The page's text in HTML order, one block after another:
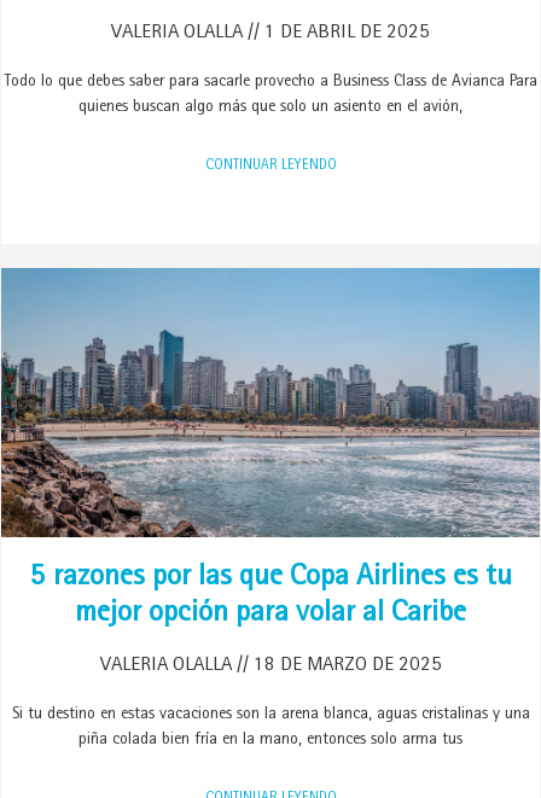
VALERIA OLALLA 1 DE ABRIL DE 2025
Todo lo que debes saber para sacarle provecho a Business Class de Avianca Para
quienes buscan algo más que solo un asiento en el avión,
CONTINUAR LEYENDO
5 razones por las que Copa Airlines es tu
mejor opción para volar al Caribe
VALERIA OLALLA 18 DE MARZO DE 2025
Si tu destino en estas vacaciones son la arena blanca, aguas cristalinas y una
piña colada bien fría en la mano, entonces solo arma tus